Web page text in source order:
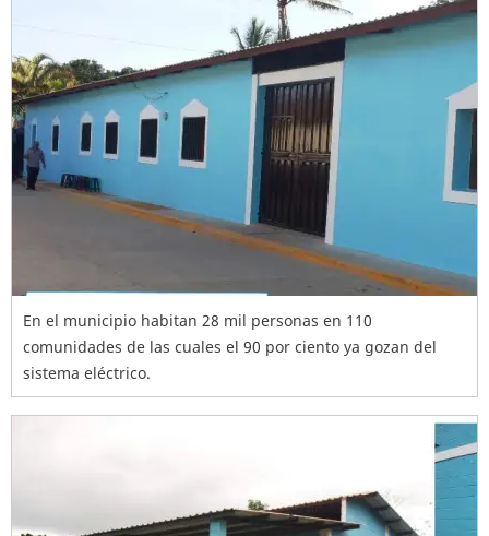
En el municipio habitan 28 mil personas en 110
comunidades de las cuales el 90 por ciento ya gozan del
sistema eléctrico.